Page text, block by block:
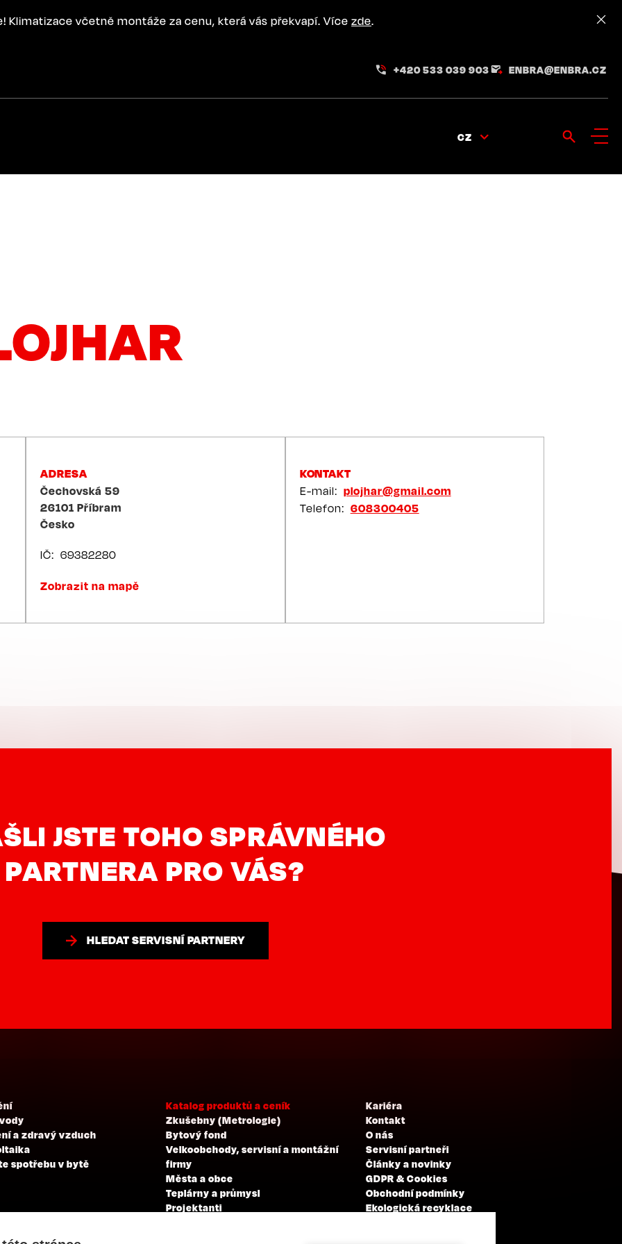
Klimatizace včetně montáže za cenu, která vás překvapí. Více zde.
+420 533 039 903 ENBRA@ENBRA.CZ
CZ
ADRESA
Čechovská 59
26101 Příbram
Česko
IČ 69382280
Zobrazit na mapě
KONTAKT
E-mail
plojhar@gmail.com
Telefon
608300405
JSTE TOHO SPRÁVNÉHO
PARTNERA PRO VÁS?
HLEDAT SERVISNÍ PARTNERY
a zdravý vzduch
spotřebu v bytě
Katalog produktů a ceník
Zkušebny (Metrologie)
Bytový fond
Velkoobchody, servisní a montážní
firmy
Města a obce
Teplárny a průmysl
Projektanti
Kariéra
Kontakt
O nás
Servisní partneři
Články a novinky
GDPR & Cookies
Obchodní podmínky
Ekologická recyklace